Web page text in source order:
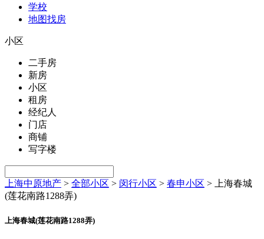
学校
地图找房
小区
二手房
新房
小区
租房
经纪人
门店
商铺
写字楼
上海中原地产 > 全部小区 > 闵行小区 > 春申小区 >
上海春城
(莲花南路1288弄)
上海春城(莲花南路1288弄)